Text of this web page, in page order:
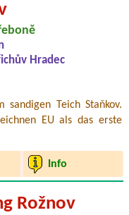
Hradec
sandigen Teich Staňkov.
EU als das erste
Info
Rožnov